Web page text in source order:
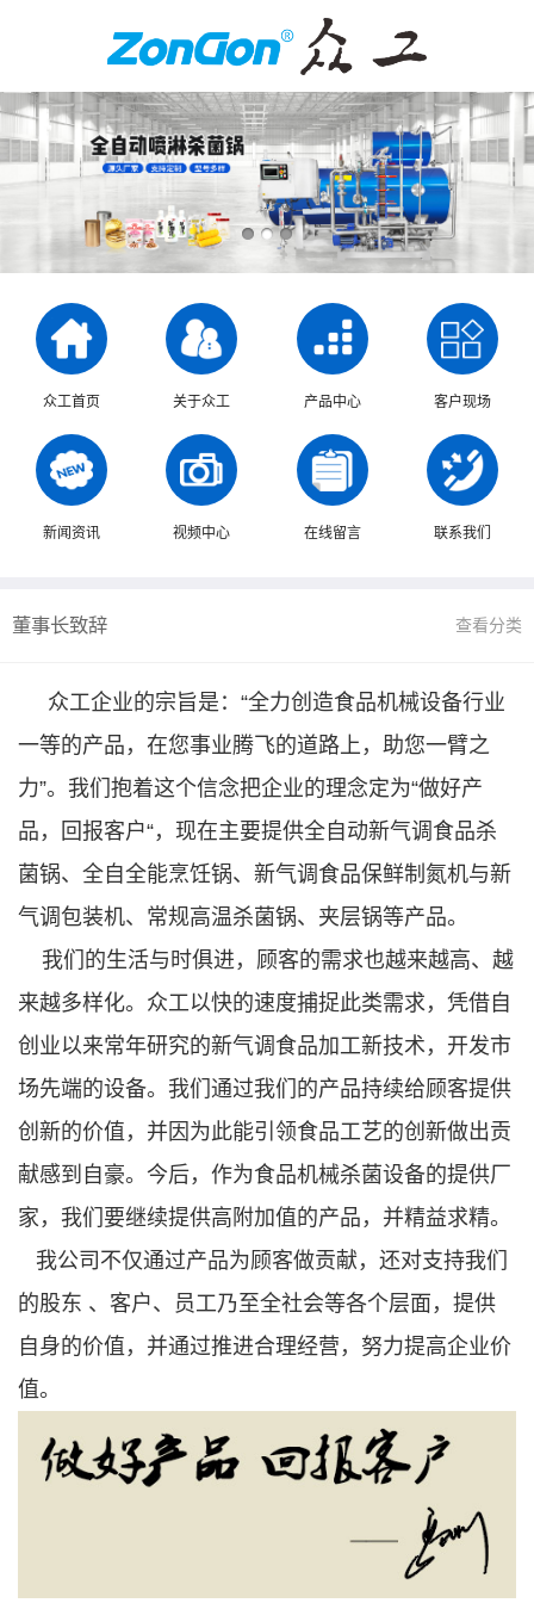
众工首页 关于众工 产品中心 客户现场
新闻资讯 视频中心 在线留言 联系我们
董事长致辞 查看分类
众工企业的宗旨是：“全力创造食品机械设备行业
一等的产品，在您事业腾飞的道路上，助您一臂之
力”。我们抱着这个信念把企业的理念定为“做好产
品，回报客户“，现在主要提供全自动新气调食品杀
菌锅、全自全能烹饪锅、新气调食品保鲜制氮机与新
气调包装机、常规高温杀菌锅、夹层锅等产品。
我们的生活与时俱进，顾客的需求也越来越高、越
来越多样化。众工以快的速度捕捉此类需求，凭借自
创业以来常年研究的新气调食品加工新技术，开发市
场先端的设备。我们通过我们的产品持续给顾客提供
创新的价值，并因为此能引领食品工艺的创新做出贡
献感到自豪。今后，作为食品机械杀菌设备的提供厂
家，我们要继续提供高附加值的产品，并精益求精。
我公司不仅通过产品为顾客做贡献，还对支持我们
的股东 、客户、员工乃至全社会等各个层面，提供
自身的价值，并通过推进合理经营，努力提高企业价
值。